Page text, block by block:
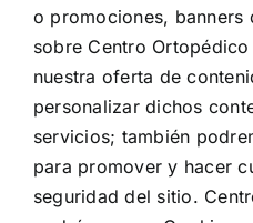
o promociones, banners
sobre Centro
nuestra oferta de
personalizar dichos
servicios; también
para promover y hacer
seguridad del sitio.